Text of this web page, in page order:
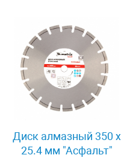
Диск алмазный 350 х
25.4 мм "Асфальт"